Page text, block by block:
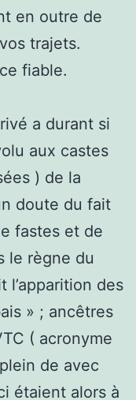
en outre de
trajets.
fiable.
a durant si
aux castes
) de la
doute du fait
fastes et de
le règne du
l’apparition des
» ; ancêtres
( acronyme
de avec
étaient alors à